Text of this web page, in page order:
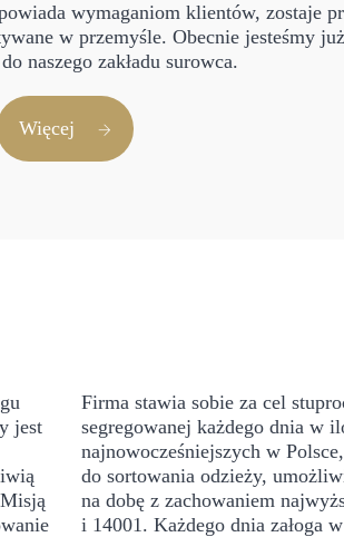
wymaganiom klientów, zostaje
w przemyśle. Obecnie jesteśmy
naszego zakładu surowca.
Więcej
jest
Firma stawia sobie za cel
segregowanej każdego dnia w
najnowocześniejszych w
do sortowania odzieży,
na dobę z zachowaniem
i 14001. Każdego dnia załoga